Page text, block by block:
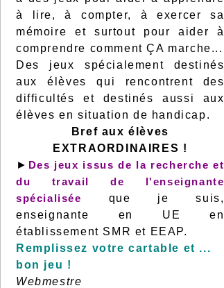
à lire, à compter, à exercer sa
mémoire et surtout pour aider à
comprendre comment ÇA marche...
Des jeux spécialement destinés
aux élèves qui rencontrent des
difficultés et destinés aussi aux
élèves en situation de handicap.
Bref aux élèves
EXTRAORDINAIRES !
► Des jeux issus de la recherche et
du travail de l'enseignante
spécialisée que je suis,
enseignante en UE en
établissement SMR et EEAP.
Remplissez votre cartable et ...
bon jeu !
Webmestre